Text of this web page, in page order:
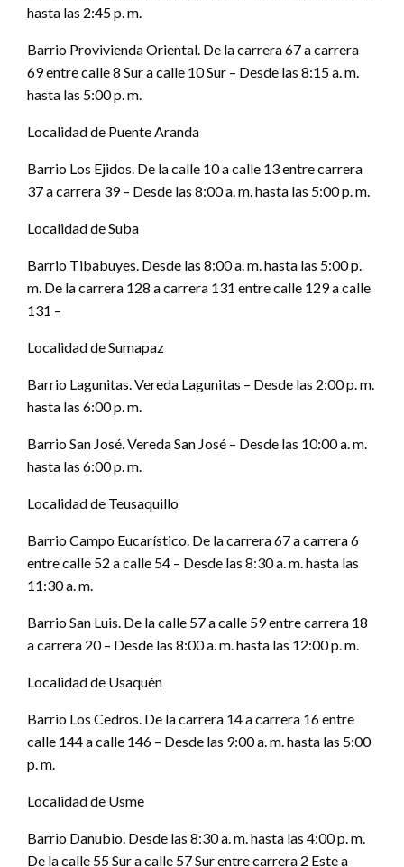
hasta las 2:45 p. m.
Barrio Provivienda Oriental. De la carrera 67 a carrera
69 entre calle 8 Sur a calle 10 Sur – Desde las 8:15 a. m.
hasta las 5:00 p. m.
Localidad de Puente Aranda
Barrio Los Ejidos. De la calle 10 a calle 13 entre carrera
37 a carrera 39 – Desde las 8:00 a. m. hasta las 5:00 p. m.
Localidad de Suba
Barrio Tibabuyes. Desde las 8:00 a. m. hasta las 5:00 p.
m. De la carrera 128 a carrera 131 entre calle 129 a calle
131 –
Localidad de Sumapaz
Barrio Lagunitas. Vereda Lagunitas – Desde las 2:00 p. m.
hasta las 6:00 p. m.
Barrio San José. Vereda San José – Desde las 10:00 a. m.
hasta las 6:00 p. m.
Localidad de Teusaquillo
Barrio Campo Eucarístico. De la carrera 67 a carrera 6
entre calle 52 a calle 54 – Desde las 8:30 a. m. hasta las
11:30 a. m.
Barrio San Luis. De la calle 57 a calle 59 entre carrera 18
a carrera 20 – Desde las 8:00 a. m. hasta las 12:00 p. m.
Localidad de Usaquén
Barrio Los Cedros. De la carrera 14 a carrera 16 entre
calle 144 a calle 146 – Desde las 9:00 a. m. hasta las 5:00
p. m.
Localidad de Usme
Barrio Danubio. Desde las 8:30 a. m. hasta las 4:00 p. m.
De la calle 55 Sur a calle 57 Sur entre carrera 2 Este a